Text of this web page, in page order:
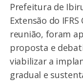
Prefeitura de
Extensão do
reunião, foram
proposta e
viabilizar a
gradual e